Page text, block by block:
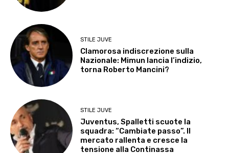
STILE JUVE
Clamorosa indiscrezione sulla
Nazionale: Mimun lancia l’indizio,
torna Roberto Mancini?
STILE JUVE
Juventus, Spalletti scuote la
squadra: “Cambiate passo”. Il
mercato rallenta e cresce la
tensione alla Continassa